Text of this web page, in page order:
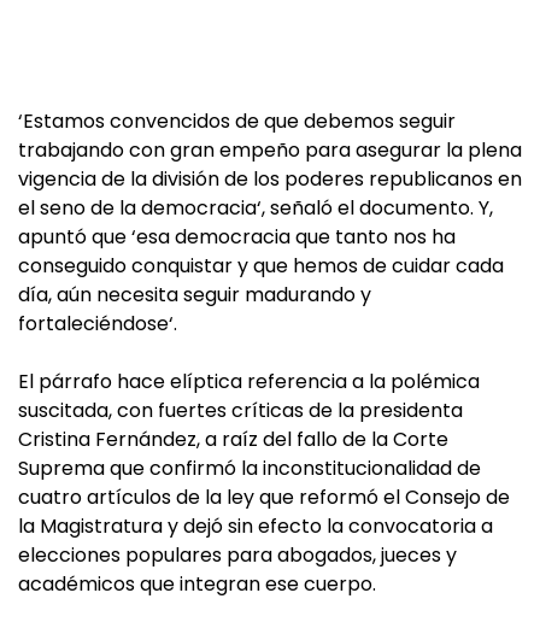
‘Estamos convencidos de que debemos seguir
trabajando con gran empeño para asegurar la plena
vigencia de la división de los poderes republicanos en
el seno de la democracia‘, señaló el documento. Y,
apuntó que ‘esa democracia que tanto nos ha
conseguido conquistar y que hemos de cuidar cada
día, aún necesita seguir madurando y
fortaleciéndose‘.
El párrafo hace elíptica referencia a la polémica
suscitada, con fuertes críticas de la presidenta
Cristina Fernández, a raíz del fallo de la Corte
Suprema que confirmó la inconstitucionalidad de
cuatro artículos de la ley que reformó el Consejo de
la Magistratura y dejó sin efecto la convocatoria a
elecciones populares para abogados, jueces y
académicos que integran ese cuerpo.